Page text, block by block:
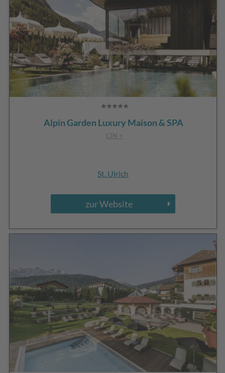
Alpin Garden Luxury Maison & SPA
CIN +
St. Ulrich
zur Website